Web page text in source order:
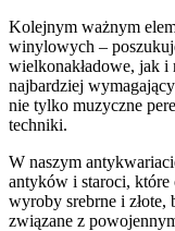
Kolejnym ważnym
winylowych –
wielkonakładowe, jak
najbardziej
nie tylko muzyczne
techniki.
W naszym
antyków i staroci, które
wyroby srebrne i złote,
związane z